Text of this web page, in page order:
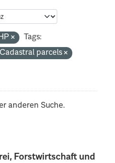
Forstwirtschaft und
Tags:
Cadastral parcels
anderen Suche.